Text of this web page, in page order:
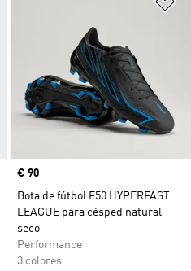
Precio
€ 90
Bota de fútbol F50 HYPERFAST
LEAGUE para césped natural
seco
Performance
3 colores